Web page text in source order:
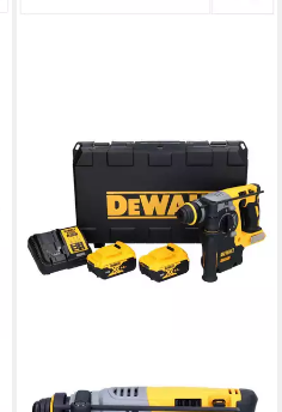
Akku-Kombibohrhammer DCH